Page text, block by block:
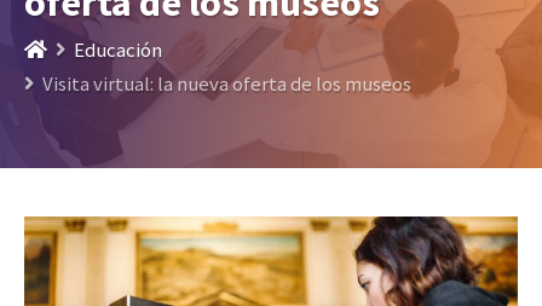
Educación
Visita virtual: la nueva oferta de los museos